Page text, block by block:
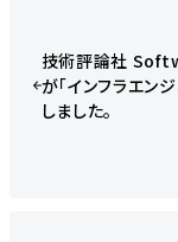
技術評論社
が「インフラエン
しました。